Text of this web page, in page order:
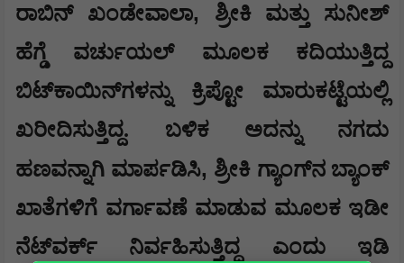
ರಾಬಿನ್ ಖಂಡೇವಾಲಾ, ಶ್ರೀಕಿ ಮತ್ತು ಸುನೀಶ್
ಹೆಗ್ಡೆ ವರ್ಚುಯಲ್ ಮೂಲಕ ಕದಿಯುತ್ತಿದ್ದ
ಬಿಟ್‌ಕಾಯಿನ್‌ಗಳನ್ನು ಕ್ರಿಪ್ಟೋ ಮಾರುಕಟ್ಟೆಯಲ್ಲಿ
ಖರೀದಿಸುತ್ತಿದ್ದ. ಬಳಿಕ ಅದನ್ನು ನಗದು
ಹಣವನ್ನಾಗಿ ಮಾರ್ಪಡಿಸಿ, ಶ್ರೀಕಿ ಗ್ಯಾಂಗ್‌ನ ಬ್ಯಾಂಕ್
ಖಾತೆಗಳಿಗೆ ವರ್ಗಾವಣೆ ಮಾಡುವ ಮೂಲಕ ಇಡೀ
ನೆಟ್‌ವರ್ಕ್ ನಿರ್ವಹಿಸುತ್ತಿದ್ದ ಎಂದು ಇಡಿ